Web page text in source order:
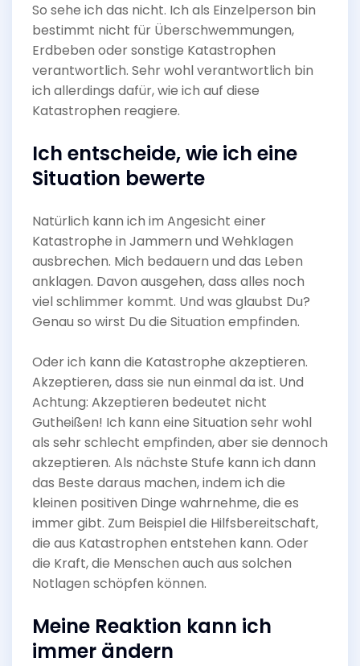
So sehe ich das nicht. Ich als Einzelperson bin
bestimmt nicht für Überschwemmungen,
Erdbeben oder sonstige Katastrophen
verantwortlich. Sehr wohl verantwortlich bin
ich allerdings dafür, wie ich auf diese
Katastrophen reagiere.
Ich entscheide, wie ich eine
Situation bewerte
Natürlich kann ich im Angesicht einer
Katastrophe in Jammern und Wehklagen
ausbrechen. Mich bedauern und das Leben
anklagen. Davon ausgehen, dass alles noch
viel schlimmer kommt. Und was glaubst Du?
Genau so wirst Du die Situation empfinden.
Oder ich kann die Katastrophe akzeptieren.
Akzeptieren, dass sie nun einmal da ist. Und
Achtung: Akzeptieren bedeutet nicht
Gutheißen! Ich kann eine Situation sehr wohl
als sehr schlecht empfinden, aber sie dennoch
akzeptieren. Als nächste Stufe kann ich dann
das Beste daraus machen, indem ich die
kleinen positiven Dinge wahrnehme, die es
immer gibt. Zum Beispiel die Hilfsbereitschaft,
die aus Katastrophen entstehen kann. Oder
die Kraft, die Menschen auch aus solchen
Notlagen schöpfen können.
Meine Reaktion kann ich
immer ändern